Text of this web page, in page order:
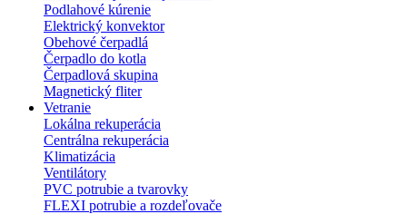
Podlahové kúrenie
Elektrický konvektor
Obehové čerpadlá
Čerpadlo do kotla
Čerpadlová skupina
Magnetický fliter
Vetranie
Lokálna rekuperácia
Centrálna rekuperácia
Klimatizácia
Ventilátory
PVC potrubie a tvarovky
FLEXI potrubie a rozdeľovače